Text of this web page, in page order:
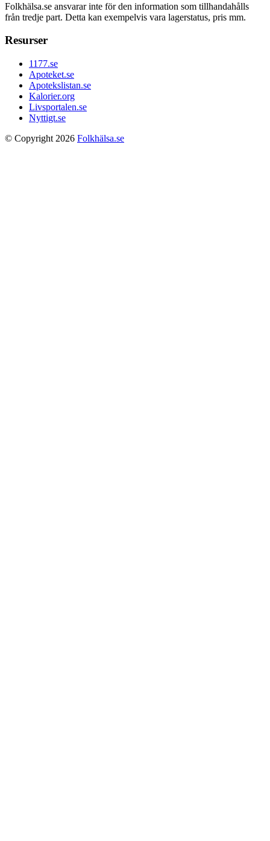
Folkhälsa.se ansvarar inte för den information som tillhandahålls
från tredje part. Detta kan exempelvis vara lagerstatus, pris mm.
Resurser
1177.se
Apoteket.se
Apotekslistan.se
Kalorier.org
Livsportalen.se
Nyttigt.se
© Copyright 2026 Folkhälsa.se